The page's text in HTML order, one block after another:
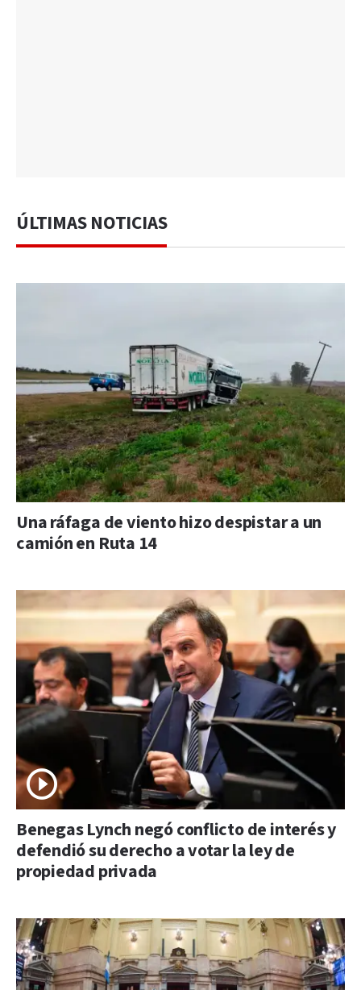
ÚLTIMAS NOTICIAS
Una ráfaga de viento hizo despistar a un
camión en Ruta 14
Benegas Lynch negó conflicto de interés y
defendió su derecho a votar la ley de
propiedad privada